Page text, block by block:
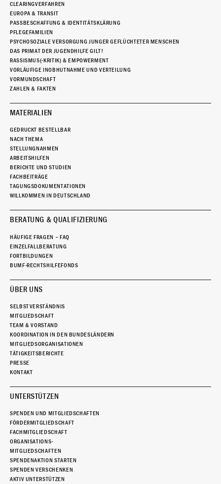
CLEARINGVERFAHREN
EUROPA & TRANSIT
PASSBESCHAFFUNG & IDENTITÄTSKLÄRUNG
PFLEGEFAMILIEN
PSYCHOSOZIALE VERSORGUNG JUNGER GEFLÜCHTETER MENSCHEN
DAS PRIMAT DER JUGENDHILFE GILT!
RASSISMUS(-KRITIK) & EMPOWERMENT
VORLÄUFIGE INOBHUTNAHME UND VERTEILUNG
VORMUNDSCHAFT
ZAHLEN & FAKTEN
MATERIALIEN
GEDRUCKT BESTELLBAR
NACH THEMA
STELLUNGNAHMEN
ARBEITSHILFEN
BERICHTE UND STUDIEN
FACHBEITRÄGE
TAGUNGSDOKUMENTATIONEN
WILLKOMMEN IN DEUTSCHLAND
BERATUNG & QUALIFIZIERUNG
HÄUFIGE FRAGEN – FAQ
EINZELFALLBERATUNG
FORTBILDUNGEN
BUMF-RECHTSHILFEFONDS
ÜBER UNS
SELBSTVERSTÄNDNIS
MITGLIEDSCHAFT
TEAM & VORSTAND
KOORDINATION IN DEN BUNDESLÄNDERN
MITGLIEDSORGANISATIONEN
TÄTIGKEITSBERICHTE
PRESSE
KONTAKT
UNTERSTÜTZEN
SPENDEN UND MITGLIEDSCHAFTEN
FÖRDERMITGLIEDSCHAFT
FACHMITGLIEDSCHAFT
ORGANISATIONS-
MITGLIEDSCHAFTEN
SPENDENAKTION STARTEN
SPENDEN VERSCHENKEN
AKTIV UNTERSTÜTZEN